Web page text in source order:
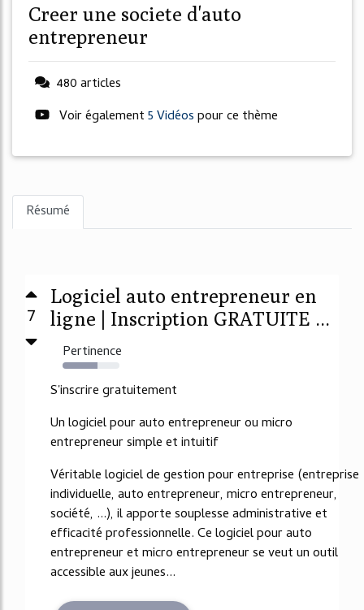
creer une societe d'auto
entrepreneur
480 articles
Voir également5 Vidéospour ce thème
Résumé
7
Logiciel auto entrepreneur en
ligne | Inscription GRATUITE ...
Pertinence
61%
S'inscrire gratuitement
Un logiciel pour auto entrepreneur ou micro
entrepreneur simple et intuitif
Véritable logiciel de gestion pour entreprise (entreprise
individuelle, auto entrepreneur, micro entrepreneur,
société, ...), il apporte souplesse administrative et
efficacité professionnelle. Ce logiciel pour auto
entrepreneur et micro entrepreneur se veut un outil
accessible aux jeunes...